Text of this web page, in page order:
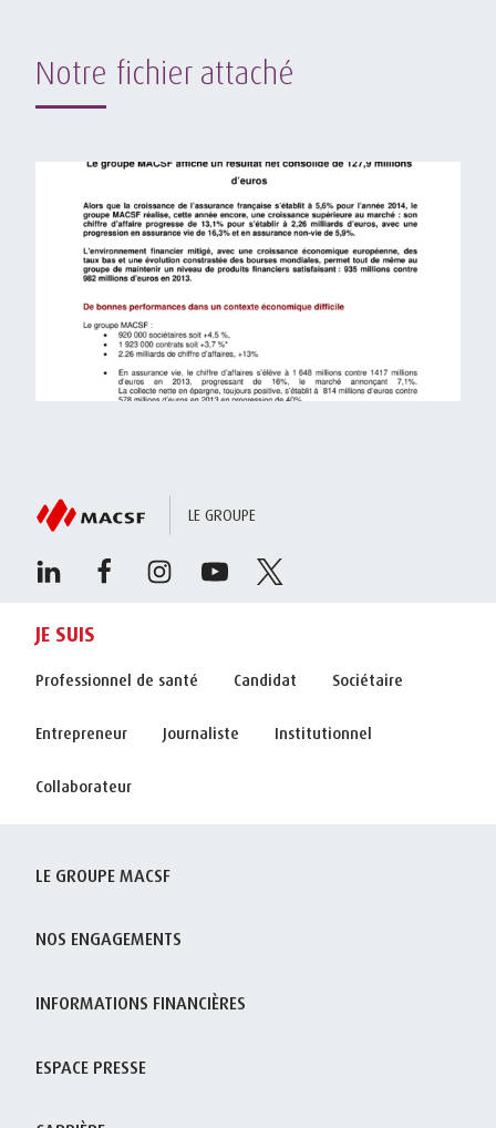
Notre fichier attaché
LE GROUPE
JE SUIS
Professionnel de santé Candidat Sociétaire
Entrepreneur Journaliste Institutionnel
Collaborateur
LE GROUPE MACSF
NOS ENGAGEMENTS
INFORMATIONS FINANCIÈRES
ESPACE PRESSE